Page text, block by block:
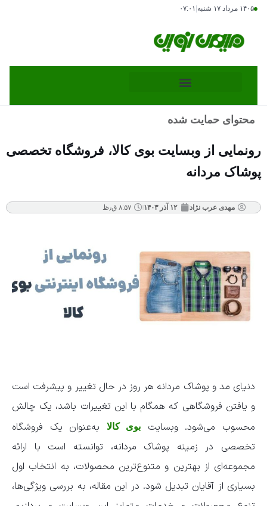
۱۴۰۵ مرداد ۱۷ شنبه ۰۷:۰۱
محتوای حمایت شده
رونمایی از وبسایت بوی کالا، فروشگاه تخصصی
پوشاک مردانه
مهدی عرب نژاد ۱۲ آذر ۱۴۰۳ ۸:۵۷ ق٫ظ
دنیای مد و پوشاک مردانه هر روز در حال تغییر و پیشرفت است
و یافتن فروشگاهی که همگام با این تغییرات باشد، یک چالش
محسوب می‌شود. وبسایت
بوی کالا
به‌عنوان یک فروشگاه
تخصصی در زمینه پوشاک مردانه، توانسته است با ارائه
مجموعه‌ای از بهترین و متنوع‌ترین محصولات، به انتخاب اول
بسیاری از آقایان تبدیل شود. در این مقاله، به بررسی ویژگی‌ها،